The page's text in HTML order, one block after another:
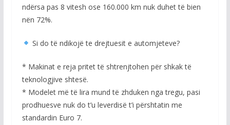
ndërsa pas 8 vitesh ose 160.000 km nuk duhet të bien
nën 72%.
Si do të ndikojë te drejtuesit e automjeteve?
* Makinat e reja pritet të shtrenjtohen për shkak të
teknologjive shtesë.
* Modelet më të lira mund të zhduken nga tregu, pasi
prodhuesve nuk do t’u leverdisë t’i përshtatin me
standardin Euro 7.